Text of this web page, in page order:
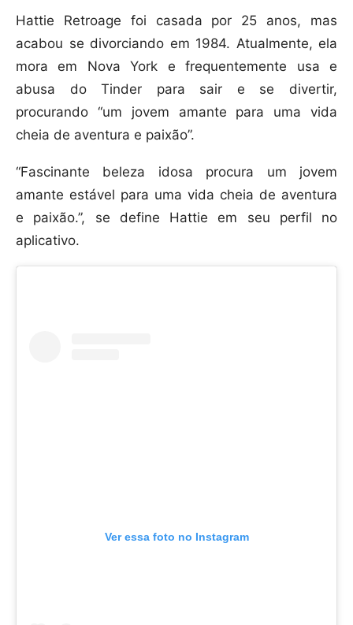
Hattie Retroage foi casada por 25 anos, mas
acabou se divorciando em 1984. Atualmente, ela
mora em Nova York e frequentemente usa e
abusa do Tinder para sair e se divertir,
procurando “um jovem amante para uma vida
cheia de aventura e paixão”.
“Fascinante beleza idosa procura um jovem
amante estável para uma vida cheia de aventura
e paixão.”, se define Hattie em seu perfil no
aplicativo.
Ver essa foto no Instagram